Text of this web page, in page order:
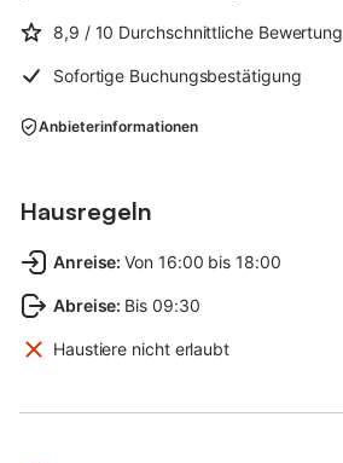
8,9 / 10 Durchschnittliche Bewertung
Sofortige Buchungsbestätigung
Anbieterinformationen
Hausregeln
Anreise: Von 16:00 bis 18:00
Abreise: Bis 09:30
Haustiere nicht erlaubt